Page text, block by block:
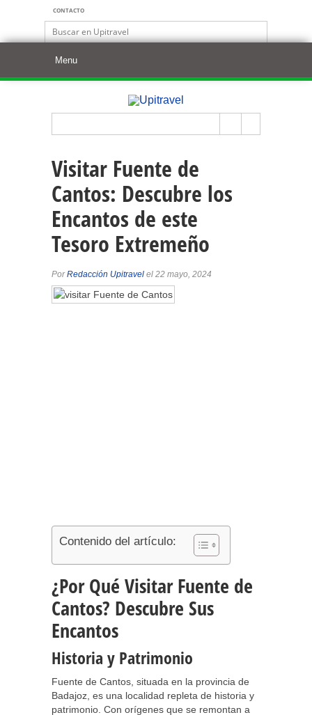
CONTACTO
Visitar Fuente de
Cantos: Descubre los
Encantos de este
Tesoro Extremeño
PorRedacción Upitravel el 22 mayo, 2024
Contenido del artículo:
¿Por Qué Visitar Fuente de
Cantos? Descubre Sus
Encantos
Historia y Patrimonio
Fuente de Cantos, situada en la provincia de
Badajoz, es una localidad repleta de historia y
patrimonio. Con orígenes que se remontan a